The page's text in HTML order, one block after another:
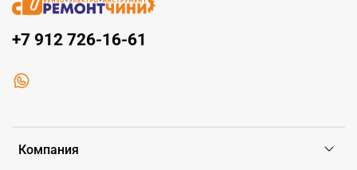
Компания
+7 912 726-16-61